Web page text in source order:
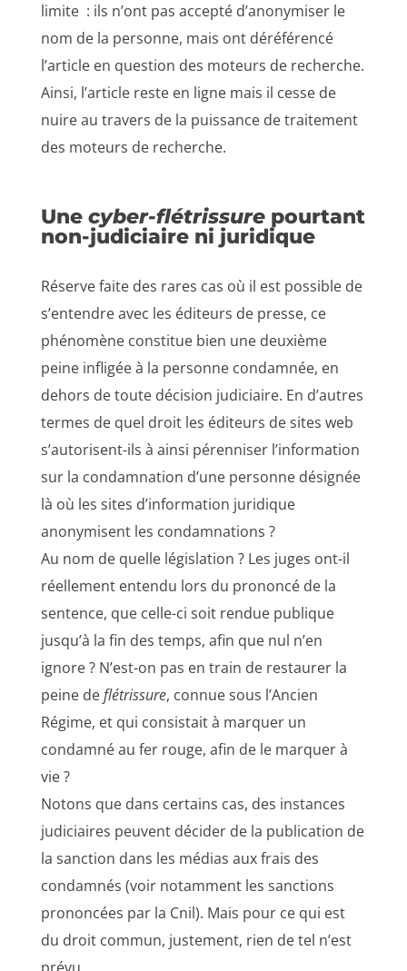
limite : ils n’ont pas accepté d’anonymiser le
nom de la personne, mais ont déréférencé
l’article en question des moteurs de recherche.
Ainsi, l’article reste en ligne mais il cesse de
nuire au travers de la puissance de traitement
des moteurs de recherche.
Une cyber-flétrissurepourtant
non-judiciaire ni juridique
Réserve faite des rares cas où il est possible de
s’entendre avec les éditeurs de presse, ce
phénomène constitue bien une deuxième
peine infligée à la personne condamnée, en
dehors de toute décision judiciaire. En d’autres
termes de quel droit les éditeurs de sites web
s’autorisent-ils à ainsi pérenniser l’information
sur la condamnation d’une personne désignée
là où les sites d’information juridique
anonymisent les condamnations ?
Au nom de quelle législation ? Les juges ont-il
réellement entendu lors du prononcé de la
sentence, que celle-ci soit rendue publique
jusqu’à la fin des temps, afin que nul n’en
ignore ? N’est-on pas en train de restaurer la
peine deflétrissure, connue sous l’Ancien
Régime, et qui consistait à marquer un
condamné au fer rouge, afin de le marquer à
vie ?
Notons que dans certains cas, des instances
judiciaires peuvent décider de la publication de
la sanction dans les médias aux frais des
condamnés (voir notamment les sanctions
prononcées par la Cnil). Mais pour ce qui est
du droit commun, justement, rien de tel n’est